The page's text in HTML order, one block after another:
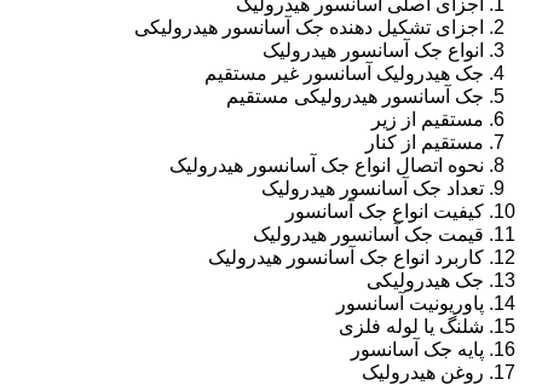
اجزای اصلی آسانسور هیدرولیک
اجزای تشکیل دهنده جک آسانسور هیدرولیکی
انواع جک آسانسور هیدرولیک
جک هیدرولیک آسانسور غیر مستقیم
جک آسانسور هیدرولیکی مستقیم
مستقیم از زیر
مستقیم از کنار
نحوه اتصال انواع جک آسانسور هیدرولیک
تعداد جک آسانسور هیدرولیک
کیفیت انواع جک آسانسور
قیمت جک آسانسور هیدرولیک
کاربرد انواع جک آسانسور هیدرولیک
جک هیدرولیکی
پاوریونیت آسانسور
شلنگ یا لوله فلزی
پایه جک آسانسور
روغن هیدرولیک